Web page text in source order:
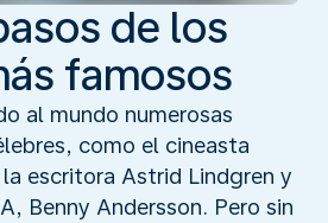
de los
famosos
al mundo numerosas
como el cineasta
escritora Astrid Lindgren y
Benny Andersson. Pero sin